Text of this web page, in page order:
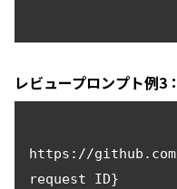
レビュープロンプト例3
https://
request ID}